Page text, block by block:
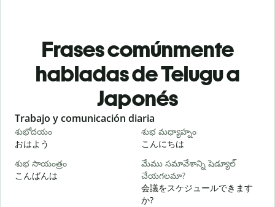
Frases comúnmente
habladas de Telugu a
Japonés
Slide 1 of 6
Trabajo y comunicación diaria
శుభోదయం
おはよう
శుభ మధ్యాహ్నం
こんにちは
శుభ సాయంత్రం
こんばんは
మేము సమావేశాన్ని షెడ్యూల్
చేయగలమా?
会議をスケジュールできます
か?